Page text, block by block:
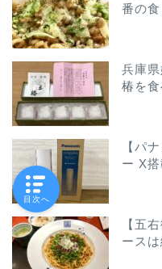
番の
兵庫
椿を
【パ
ー X
【五
ース
目次へ